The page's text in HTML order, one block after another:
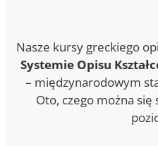
Nasze kursy greckiego
Systemie Opisu
– międzynarodowym
Oto, czego można